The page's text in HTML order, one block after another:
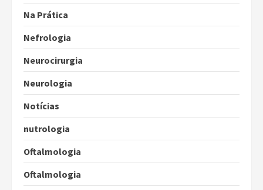
Na Prática
Nefrologia
Neurocirurgia
Neurologia
Notícias
nutrologia
Oftalmologia
Oftalmologia